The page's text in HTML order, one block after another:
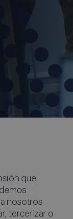
que
nosotros
tercerizar o